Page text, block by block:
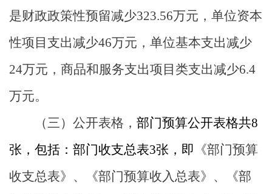
是财政政策性预留减少323.56万元，单位资本
性项目支出减少46万元，单位基本支出减少
24万元，商品和服务支出项目类支出减少6.4
万元。
（三）公开表格， 部门预算公开表格共8
张，包括： 部门收支总表3张，即 《部门预算
收支总表》、《部门预算收入总表》、《部